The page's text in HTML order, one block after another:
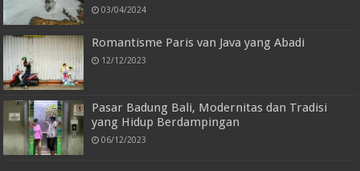
03/04/2024
Romantisme Paris van Java yang Abadi
12/12/2023
Pasar Badung Bali, Modernitas dan Tradisi
yang Hidup Berdampingan
06/12/2023